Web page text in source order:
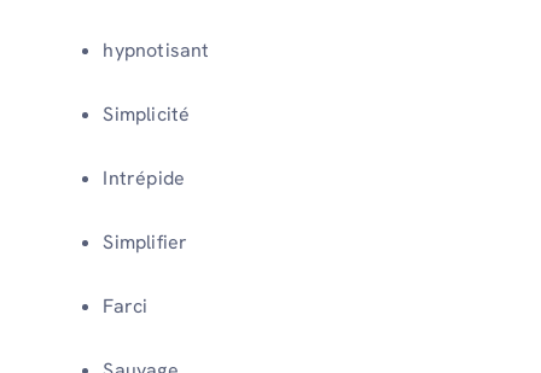
hypnotisant
Simplicité
Intrépide
Simplifier
Farci